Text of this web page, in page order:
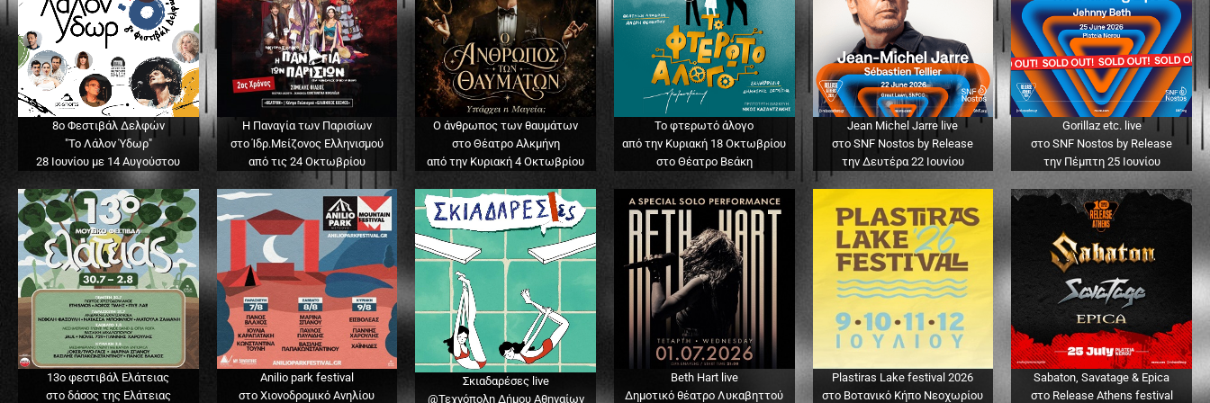
8ο Φεστιβάλ Δελφών
"Το Λάλον Ύδωρ"
28 Ιουνίου με 14 Αυγούστου
Η Παναγία των Παρισίων
στο Ίδρ.Μείζονος Ελληνισμού
από τις 24 Οκτωβρίου
Ο άνθρωπος των θαυμάτων
στο Θέατρο Αλκμήνη
από την Κυριακή 4 Οκτωβρίου
Το φτερωτό άλογο
από την Κυριακή 18 Οκτωβρίου
στο Θέατρο Βεάκη
Jean Michel Jarre live
στο SNF Nostos by Release
την Δευτέρα 22 Ιουνίου
Gorillaz etc. live
στο SNF Nostos by Release
την Πέμπτη 25 Ιουνίου
13o φεστιβάλ Ελάτειας
στο δάσος της Ελάτειας
Anilio park festival
στο Χιονοδρομικό Ανηλίου
Σκιαδαρέσες live
@Τεχνόπολη Δήμου Αθηναίων
Beth Hart live
Δημοτικό θέατρο Λυκαβηττού
Plastiras Lake festival 2026
στο Βοτανικό Κήπο Νεοχωρίου
Sabaton, Savatage & Epica
στο Release Athens festival